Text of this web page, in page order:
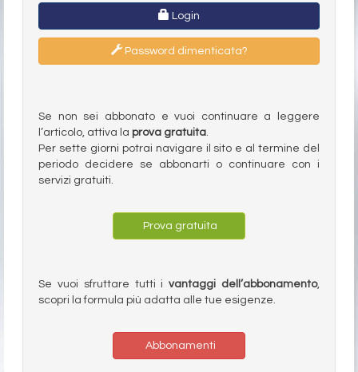
Login
Password dimenticata?
Se non sei abbonato e vuoi continuare a leggere
l’articolo, attiva la prova gratuita
Per sette giorni potrai navigare il sito e al termine del
periodo decidere se abbonarti o continuare con i
servizi gratuiti.
Prova gratuita
Se vuoi sfruttare tutti ivantaggi dell’abbonamento,
scopri la formula più adatta alle tue esigenze.
Abbonamenti